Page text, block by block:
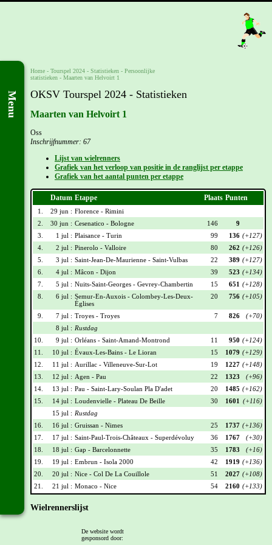
Menu
Home - Tourspel 2024 - Statistieken - Persoonlijke
statistieken - Maarten van Helvoirt 1
OKSV Tourspel 2024 - Statistieken
Maarten van Helvoirt 1
Oss
Inschrijfnummer: 67
Lijst van wielrenners
Grafiek van het verloop van positie in de ranglijst per etappe
Grafiek van het aantal punten per etappe
Datum Etappe Plaats Punten
1. 29 jun : Florence - Rimini
2.
30 jun : Cesenatico - Bologne 146
9
3.
1 jul : Plaisance - Turin 99 136 (+127)
4.
2 jul : Pinerolo - Valloire 80 262 (+126)
5.
3 jul : Saint-Jean-De-Maurienne - Saint-Vulbas 22 389 (+127)
6.
4 jul : Mâcon - Dijon 39 523 (+134)
7.
5 jul : Nuits-Saint-Georges - Gevrey-Chambertin 15 651 (+128)
8.
6 jul : Semur-En-Auxois - Colombey-Les-Deux-
Églises
20 756 (+105)
9. 7 jul : Troyes - Troyes 7 826
(+70)
8 jul : Rustdag
10.
9 jul : Orléans - Saint-Amand-Montrond 11 950 (+124)
11.
10 jul : Évaux-Les-Bains - Le Lioran 15 1079 (+129)
12.
11 jul : Aurillac - Villeneuve-Sur-Lot 19 1227 (+148)
13.
12 jul : Agen - Pau 22 1323
(+96)
14.
13 jul : Pau - Saint-Lary-Soulan Pla D'adet 20 1485 (+162)
15.
14 jul : Loudenvielle - Plateau De Beille 30 1601 (+116)
15 jul : Rustdag
16.
16 jul : Gruissan - Nimes 25 1737 (+136)
17.
17 jul : Saint-Paul-Trois-Châteaux - Superdévoluy 36 1767
(+30)
18.
18 jul : Gap - Barcelonnette 35 1783
(+16)
19.
19 jul : Embrun - Isola 2000 42 1919 (+136)
20.
20 jul : Nice - Col De La Couillole 51 2027 (+108)
21.
21 jul : Monaco - Nice 54 2160 (+133)
Wielrennerslijst
Jonas Vingegaard
De website wordt
gesponsord door: